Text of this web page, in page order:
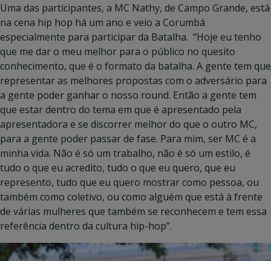
Uma das participantes, a MC Nathy, de Campo Grande, está
na cena hip hop há um ano e veio a Corumbá
especialmente para participar da Batalha. “Hoje eu tenho
que me dar o meu melhor para o público no quesito
conhecimento, que é o formato da batalha. A gente tem que
representar as melhores propostas com o adversário para
a gente poder ganhar o nosso round. Então a gente tem
que estar dentro do tema em que é apresentado pela
apresentadora e se discorrer melhor do que o outro MC,
para a gente poder passar de fase. Para mim, ser MC é a
minha vida. Não é só um trabalho, não é só um estilo, é
tudo o que eu acredito, tudo o que eu quero, que eu
represento, tudo que eu quero mostrar como pessoa, ou
também como coletivo, ou como alguém que está à frente
de várias mulheres que também se reconhecem e tem essa
referência dentro da cultura hip-hop”.